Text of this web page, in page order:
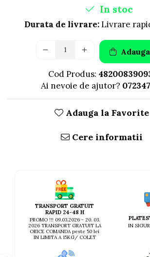
In stoc
Durata de livrare:Livrare
Cod Produs:
Ai nevoie de ajutor?
Adauga la Favorite
Cere informatii
TRANSPORT GRATUIT
RAPID 24-48 H
PROMO !!! 09.03.2026 - 20. 03.
2026 TRANSPORT GRATUIT LA
ORICE COMANDA peste 50 lei
IN LIMITA A 15KG/ COLET
IN